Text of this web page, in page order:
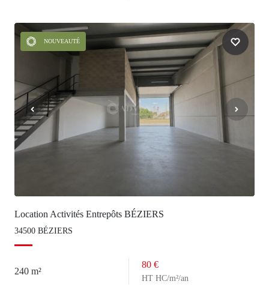
NOUVEAUTÉ
Location Activités Entrepôts BÉZIERS
34500 BÉZIERS
240 m²
80 €
HT HC/m²/an